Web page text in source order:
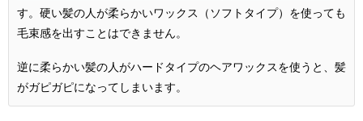
す。硬い髪の人が柔らかいワックス（ソフトタイプ）を使っても
毛束感を出すことはできません。
逆に柔らかい髪の人がハードタイプのヘアワックスを使うと、髪
がガピガピになってしまいます。